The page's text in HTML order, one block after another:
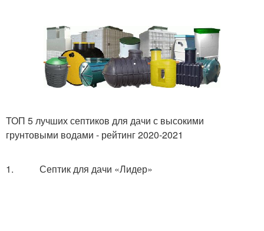
ТОП 5 лучших септиков для дачи с высокими
грунтовыми водами - рейтинг 2020-2021
1. Септик для дачи «Лидер»